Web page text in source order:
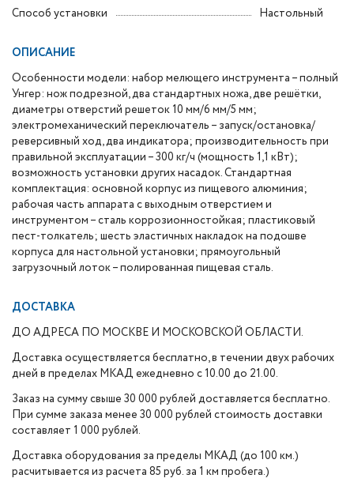
Способ установки
Настольный
ОПИСАНИЕ
Особенности модели: набор мелющего инструмента – полный
Унгер: нож подрезной, два стандартных ножа, две решётки,
диаметры отверстий решеток 10 мм/6 мм/5 мм;
электромеханический переключатель – запуск/остановка/
реверсивный ход, два индикатора; производительность при
правильной эксплуатации – 300 кг/ч (мощность 1,1 кВт);
возможность установки других насадок. Стандартная
комплектация: основной корпус из пищевого алюминия;
рабочая часть аппарата с выходным отверстием и
инструментом – сталь коррозионностойкая; пластиковый
пест-толкатель; шесть эластичных накладок на подошве
корпуса для настольной установки; прямоугольный
загрузочный лоток – полированная пищевая сталь.
ДОСТАВКА
ДО АДРЕСА ПО МОСКВЕ И МОСКОВСКОЙ ОБЛАСТИ.
Доставка осуществляется бесплатно, в течении двух рабочих
дней в пределах МКАД ежедневно с 10.00 до 21.00.
Заказ на сумму свыше 30 000 рублей доставляется бесплатно.
При сумме заказа менее 30 000 рублей стоимость доставки
составляет 1 000 рублей.
Доставка оборудования за пределы МКАД (до 100 км.)
расчитывается из расчета 85 руб. за 1 км пробега.)